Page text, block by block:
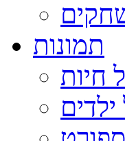
תמונות
חיות